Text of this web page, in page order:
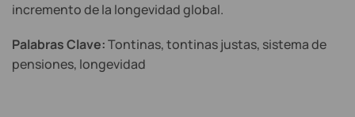
incremento de la longevidad global.
Palabras Clave:Tontinas, tontinas justas, sistema de
pensiones, longevidad